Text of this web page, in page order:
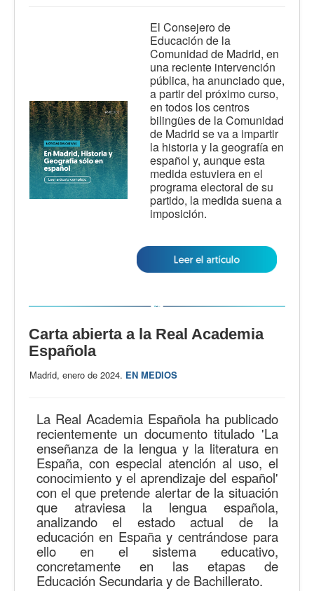
El Consejero de
Educación de la
Comunidad de Madrid, en
una reciente intervención
pública, ha anunciado que,
a partir del próximo curso,
en todos los centros
bilingües de la Comunidad
de Madrid se va a impartir
la historia y la geografía en
español y, aunque esta
medida estuviera en el
programa electoral de su
partido, la medida suena a
imposición.
Carta abierta a la Real Academia
Española
Madrid, enero de 2024. EN MEDIOS
La Real Academia Española ha publicado
recientemente un documento titulado 'La
enseñanza de la lengua y la literatura en
España, con especial atención al uso, el
conocimiento y el aprendizaje del español'
con el que pretende alertar de la situación
que atraviesa la lengua española,
analizando el estado actual de la
educación en España y centrándose para
ello en el sistema educativo,
concretamente en las etapas de
Educación Secundaria y de Bachillerato.